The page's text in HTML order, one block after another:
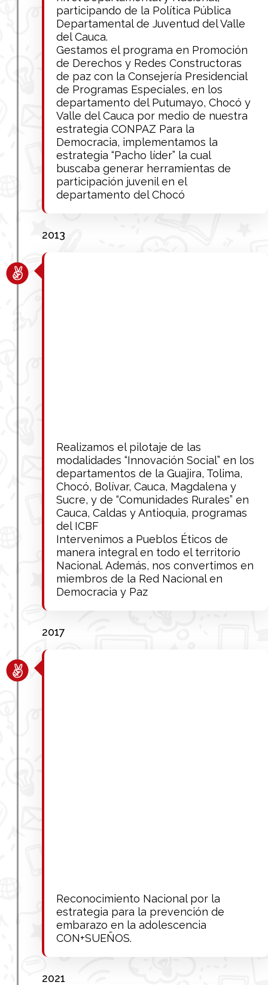
participando de la Política Pública
Departamental de Juventud del Valle
del Cauca.
Gestamos el programa en Promoción
de Derechos y Redes Constructoras
de paz con la Consejería Presidencial
de Programas Especiales, en los
departamento del Putumayo, Chocó y
Valle del Cauca por medio de nuestra
estrategia CONPAZ Para la
Democracia, implementamos la
estrategia “Pacho líder” la cual
buscaba generar herramientas de
participación juvenil en el
departamento del Chocó
2013
Realizamos el pilotaje de las
modalidades “Innovación Social” en los
departamentos de la Guajira, Tolima,
Chocó, Bolívar, Cauca, Magdalena y
Sucre, y de “Comunidades Rurales” en
Cauca, Caldas y Antioquia, programas
del ICBF
Intervenimos a Pueblos Éticos de
manera integral en todo el territorio
Nacional. Además, nos convertimos en
miembros de la Red Nacional en
Democracia y Paz
2017
Reconocimiento Nacional por la
estrategia para la prevención de
embarazo en la adolescencia
CON+SUEÑOS.
2021